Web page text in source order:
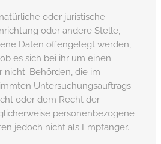
oder juristische
oder andere Stelle,
Daten offengelegt werden,
es sich bei ihr um einen
nicht. Behörden, die im
Untersuchungsauftrags
oder dem Recht der
personenbezogene
jedoch nicht als Empfänger.